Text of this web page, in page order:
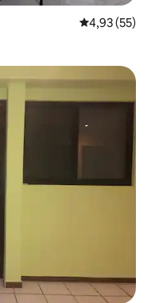
Gemiddelde
4,93 (55)